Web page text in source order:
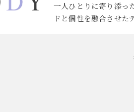
一人ひとりに寄り添っ
ドと個性を融合させた